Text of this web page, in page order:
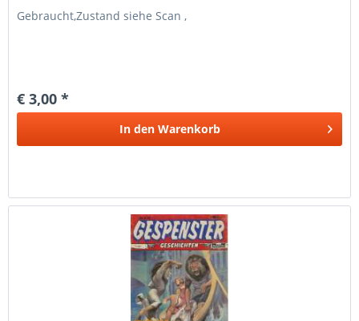
Gebraucht,Zustand siehe Scan ,
€ 3,00 *
In den Warenkorb